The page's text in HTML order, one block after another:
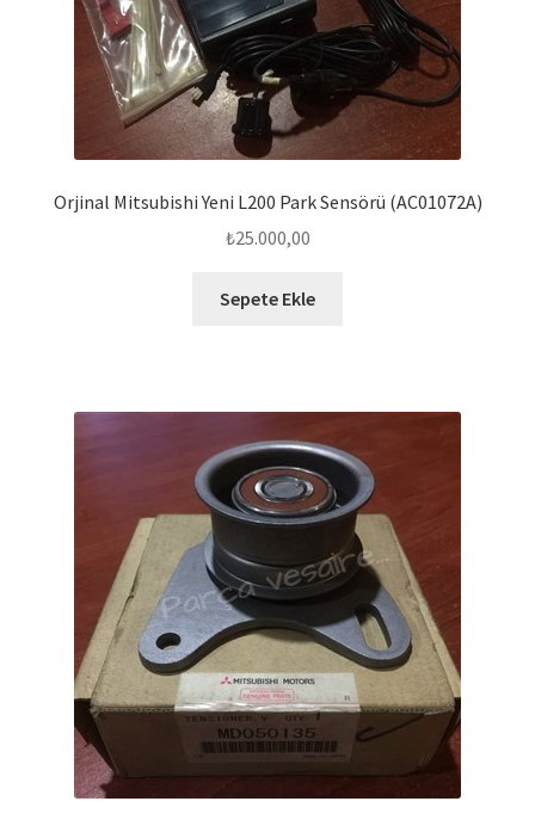
Orjinal Mitsubishi Yeni L200 Park Sensörü (AC01072A)
₺25.000,00
Sepete Ekle